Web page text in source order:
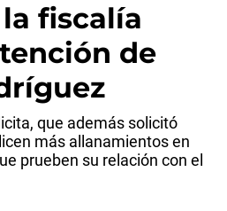
fiscalía
de
que además solicitó
más allanamientos en
prueben su relación con el